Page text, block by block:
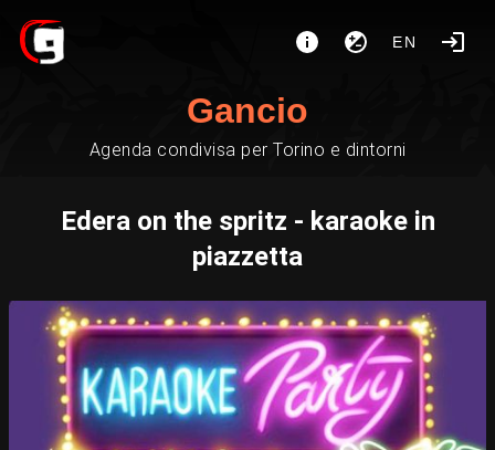
EN
Gancio
Agenda condivisa per Torino e dintorni
Edera on the spritz - karaoke in
piazzetta